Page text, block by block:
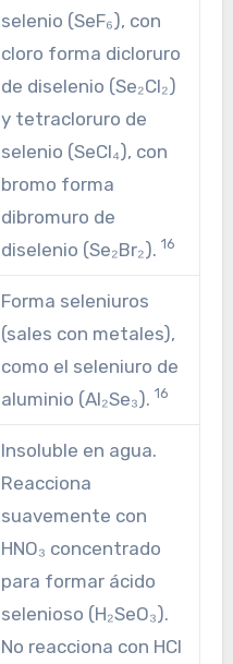
selenio (SeF₆), con
cloro forma dicloruro
de diselenio (Se₂Cl₂)
y tetracloruro de
selenio (SeCl₄), con
bromo forma
dibromuro de
diselenio (Se₂Br₂). 16
Forma seleniuros
(sales con metales),
como el seleniuro de
aluminio (Al₂Se₃). 16
Insoluble en agua.
Reacciona
suavemente con
HNO₃ concentrado
para formar ácido
selenioso (H₂SeO₃).
No reacciona con HCl